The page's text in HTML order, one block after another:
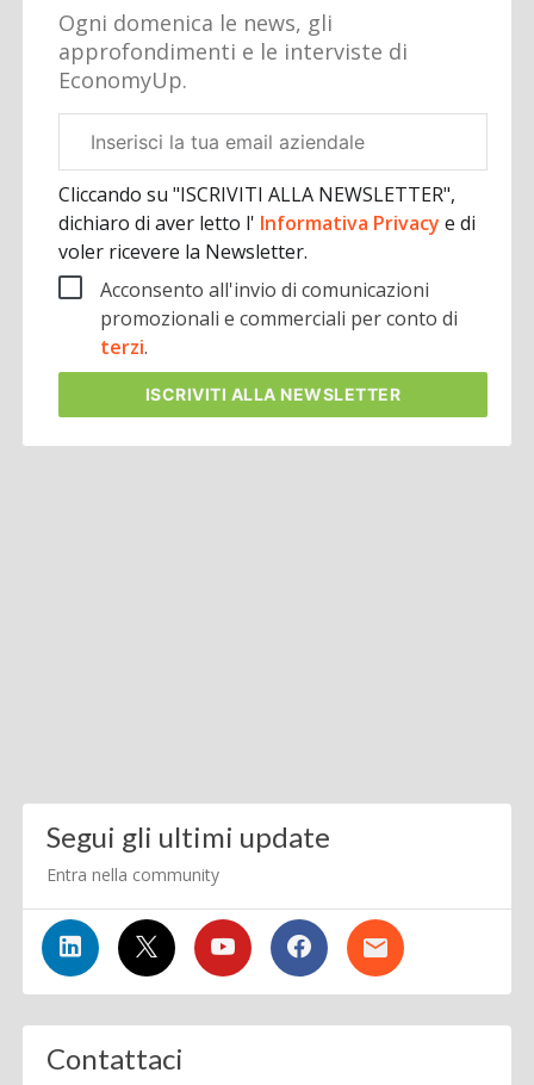
Ogni domenica le news, gli
approfondimenti e le interviste di
EconomyUp.
aziendale
Cliccando su "ISCRIVITI ALLA NEWSLETTER",
dichiaro di aver letto l' Informativa Privacye di
voler ricevere la Newsletter.
Acconsento all'invio di comunicazioni
promozionali e commerciali per conto di
terzi.
ISCRIVITI ALLA NEWSLETTER
Segui gli ultimi update
Entra nella community
Contattaci